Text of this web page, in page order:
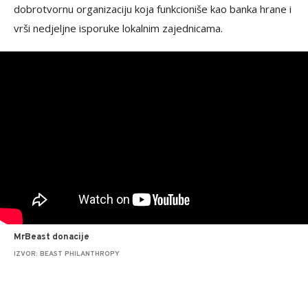
dobrotvornu organizaciju koja funkcioniše kao banka hrane i
vrši nedjeljne isporuke lokalnim zajednicama.
MrBeast donacije
IZVOR: BEAST PHILANTHROPY